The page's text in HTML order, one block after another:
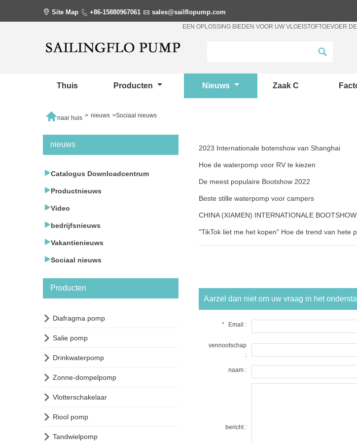
 Site Map  +86-15880967061  sales@sailflopump.com
EEN OPLOSSING BIEDEN VOOR UW VLOEISTOFTOEVOER
Thuis Producten Nieuws Zaak C
naar huis > nieuws >Sociaal nieuws
2023 Internationale botenshow van Shanghai
Hoe de waterpomp voor RV te kiezen
De meest populaire Bootshow 2022
Beste stille waterpomp voor campers
CHINA (XIAMEN) INTERNATIONALE
"TikTok liet me het kopen" Hoe de trend van hete
Aarzel dan niet om uw vraag in het
* Email :
vennootschap
:
naam :
bericht :
nieuws
Catalogus Downloadcentrum
Productnieuws
Video
bedrijfsnieuws
Vakantienieuws
Sociaal nieuws
Producten
 Diafragma pomp
 Salie pomp
 Drinkwaterpomp
 Zonne-dompelpomp
 Vlotterschakelaar
 Riool pomp
 Tandwielpomp